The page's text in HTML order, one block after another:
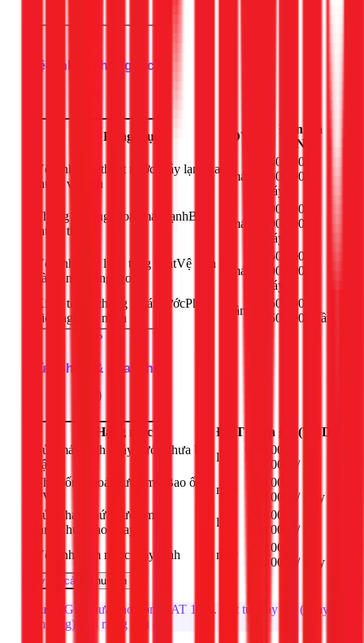
Vệ sinh & Thông tắc
Hạng mục ĐVT
Đơn giá
(VND)
Vệ sinh ống thoát nước máy lạnh
Bao
thuốc vệ sinh
máy
250.000 -
350.000đ
máy
Thông tắc ống thoát máy lạnhBao
thuốc thông
máy
200.000 -
300.000đ
máy
Vệ sinh máy lạnh tổng quátVệ sinh
dàn lạnh + ống thoát
máy
350.000 -
500.000đ
máy
Kiểm tra hệ thống thoát nướcPhát
hiện nguyên nhân
lần
150.000 -
250.000đ
lần
Sửa chữa & Thay thế
)
Hạng mục ĐVT
Đơn giá (VND)
Sửa máy lạnh chảy nước
Chưa bao
vật tư
lần
250.000 -
400.000đ
/
Thay ống thoát nước mới
Bao ống
PVC
máy
300.000 -
450.000đ
/
máy
Sửa khay chứa nước máy
lạnh
Chưa bao khay
lần
200.000 -
350.000đ
/
Vệ sinh bơm nước máy lạnh máy
200.000 -
300.000đ
/ máy
Mở tất cả Thu gọn
Lưu ý:
Giá chưa bao gồm VAT 10%. Vật tư thay thế (khay,
bơm, ống) tính riêng nếu có.